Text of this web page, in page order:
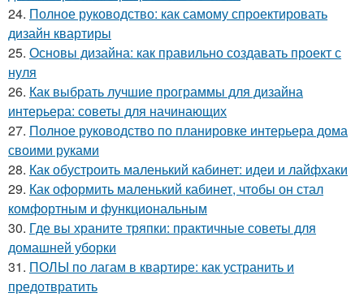
24. Полное руководство: как самому спроектировать
дизайн квартиры
25. Основы дизайна: как правильно создавать проект с
нуля
26. Как выбрать лучшие программы для дизайна
интерьера: советы для начинающих
27. Полное руководство по планировке интерьера дома
своими руками
28. Как обустроить маленький кабинет: идеи и лайфхаки
29. Как оформить маленький кабинет, чтобы он стал
комфортным и функциональным
30. Где вы храните тряпки: практичные советы для
домашней уборки
31. ПОЛЫ по лагам в квартире: как устранить и
предотвратить